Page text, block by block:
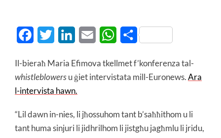
FacebookTwitter LinkedInEmail WhatsApp
Share
Il-bieraħ Maria Efimova tkellmet f’konferenza tal-
whistleblowersu ġiet intervistata mill-Euronews.Ara
l-intervista hawn.
“Lil dawn in-nies, li jħossuhom tant b’saħħithom u li
tant huma sinjuri li jidhrilhom li jistgħu jagħmlu li jridu,